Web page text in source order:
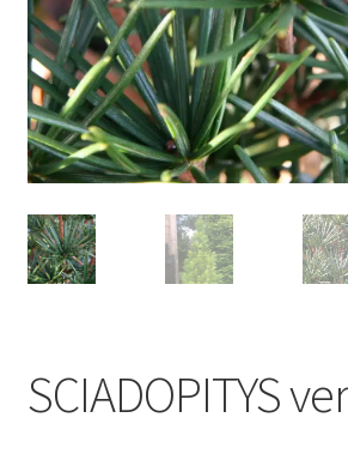
SCIADOPITYS